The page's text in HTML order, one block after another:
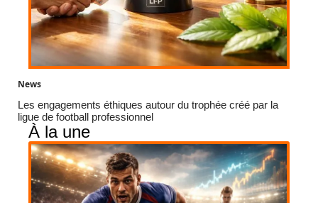
News
Les engagements éthiques autour du trophée créé par la
ligue de football professionnel
À la une